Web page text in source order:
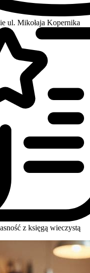
ul. Mikołaja Kopernika
z księgą wieczystą